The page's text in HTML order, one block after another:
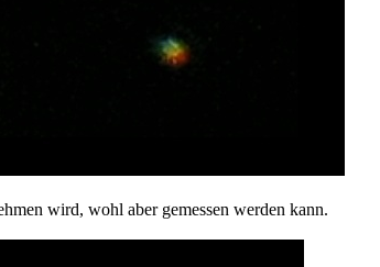
wird, wohl aber gemessen werden kann.